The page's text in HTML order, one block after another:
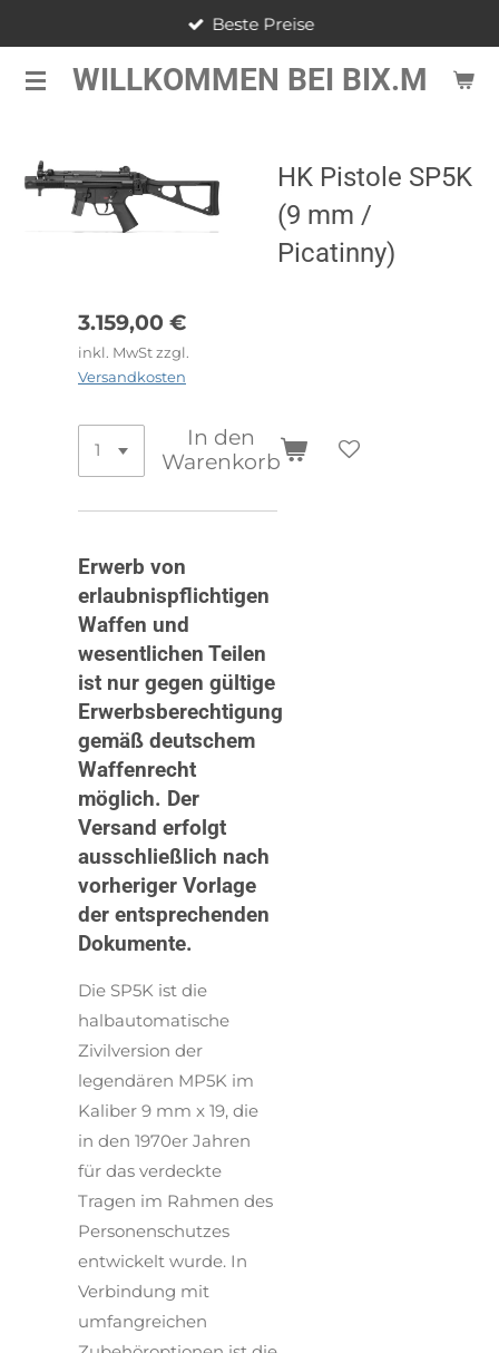
springenWILLKOMMEN BEI BIX.M
Beste Preise
HK Pistole SP5K
(9 mm /
Picatinny)
3.159,00 €
inkl. MwSt zzgl.
Versandkosten
In den
Warenkorb
Erwerb von
erlaubnispflichtigen
Waffen und
wesentlichen Teilen
ist nur gegen gültige
Erwerbsberechtigung
gemäß deutschem
Waffenrecht
möglich. Der
Versand erfolgt
ausschließlich nach
vorheriger Vorlage
der entsprechenden
Dokumente.
Die SP5K ist die
halbautomatische
Zivilversion der
legendären MP5K im
Kaliber 9 mm x 19, die
in den 1970er Jahren
für das verdeckte
Tragen im Rahmen des
Personenschutzes
entwickelt wurde. In
Verbindung mit
umfangreichen